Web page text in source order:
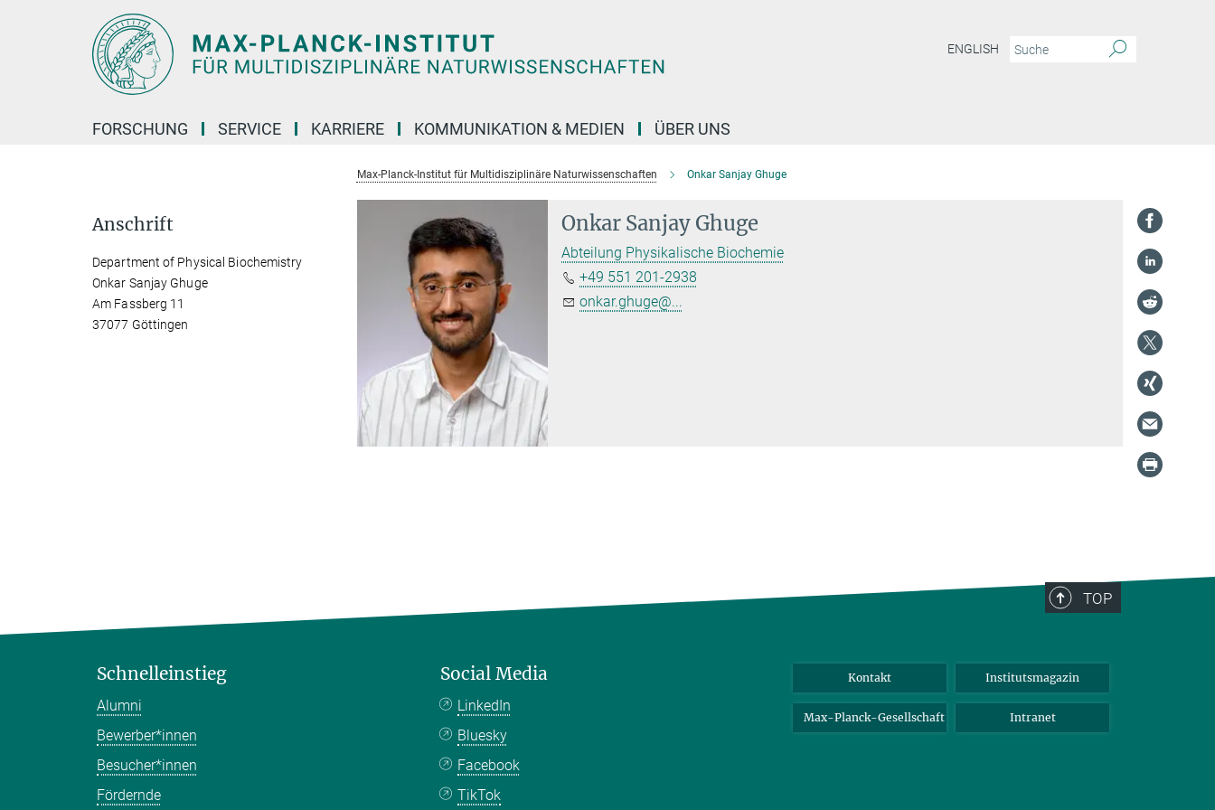
ENGLISH
FORSCHUNG SERVICE KARRIERE KOMMUNIKATION & MEDIEN ÜBER UNS
Max-Planck-Institut für Multidisziplinäre Naturwissenschaften Onkar Sanjay Ghuge
Onkar Sanjay Ghuge
Abteilung Physikalische Biochemie
+49 551 201-2938
onkar.ghuge@...
Anschrift
Department of Physical Biochemistry
Onkar Sanjay Ghuge
Am Fassberg 11
37077 Göttingen
TOP
Schnelleinstieg
Alumni
Bewerber*innen
Besucher*innen
Fördernde
Social Media
LinkedIn
Bluesky
Facebook
TikTok
Kontakt Institutsmagazin
Max-Planck-Gesellschaft Intranet